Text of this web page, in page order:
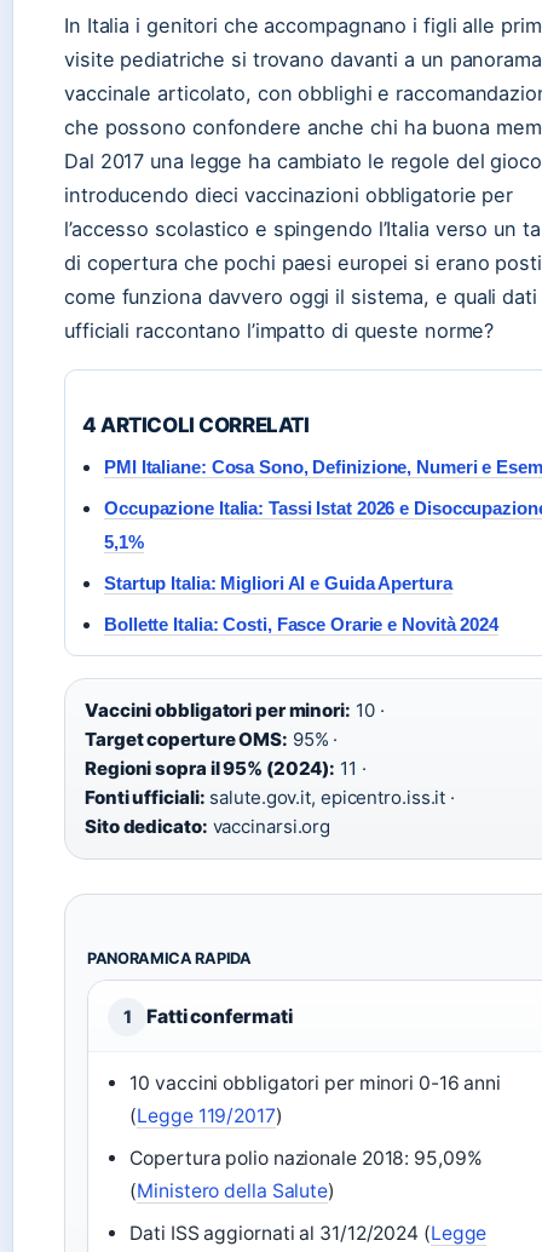
In Italia i genitori che accompagnano i figli alle
visite pediatriche si trovano davanti a un panorama
vaccinale articolato, con obblighi e
che possono confondere anche chi ha buona
Dal 2017 una legge ha cambiato le regole del
introducendo dieci vaccinazioni obbligatorie per
l’accesso scolastico e spingendo l’Italia verso un
di copertura che pochi paesi europei si erano
come funziona davvero oggi il sistema, e quali dati
ufficiali raccontano l’impatto di queste norme?
4 ARTICOLI CORRELATI
PMI Italiane: Cosa Sono, Definizione, Numeri e
Occupazione Italia: Tassi Istat 2026 e
5,1%
Startup Italia: Migliori AI e Guida Apertura
Bollette Italia: Costi, Fasce Orarie e Novità 2024
Vaccini obbligatori per minori: 10 ·
Target coperture OMS: 95% ·
Regioni sopra il 95% (2024): 11 ·
Fonti ufficiali: salute.gov.it, epicentro.iss.it ·
Sito dedicato: vaccinarsi.org
PANORAMICA RAPIDA
1 Fatti confermati
10 vaccini obbligatori per minori 0-16 anni
(Legge 119/2017)
Copertura polio nazionale 2018: 95,09%
(Ministero della Salute)
Dati ISS aggiornati al 31/12/2024 (Legge